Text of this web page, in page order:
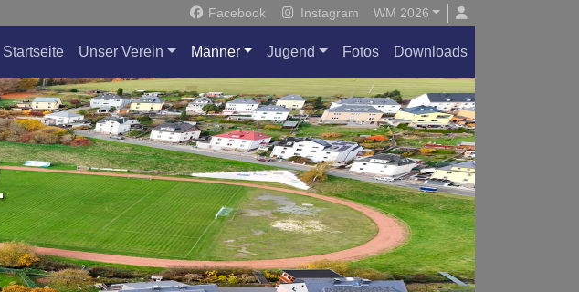
Facebook Instagram WM 2026
Startseite Unser Verein Männer Jugend Fotos Downloads